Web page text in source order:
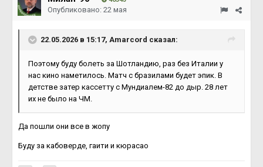
Опубликовано: 22 мая
22.05.2026 в 15:17, Amarcord сказал:
Поэтому буду болеть за Шотландию, раз без Италии у
нас кино наметилось. Матч с бразилами будет эпик. В
детстве затер кассетту с Мундиалем-82 до дыр. 28 лет
их не было на ЧМ.
Да пошли они все в жопу
Буду за кабоверде, гаити и кюрасао